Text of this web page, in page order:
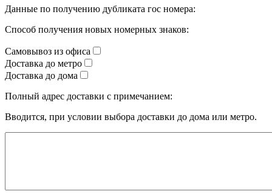
Данные по получению дубликата гос номера:
Способ получения новых номерных знаков:
Самовывоз из офиса
Доставка до метро
Доставка до дома
Полный адрес доставки с примечанием:
Вводится, при условии выбора доставки до дома или метро.